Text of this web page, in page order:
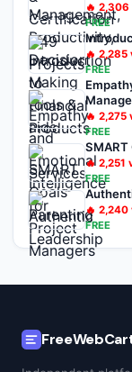
🔥 2,306
FREE
🔥 2,285
FREE
🔥 2,275
FREE
SMART
🔥 2,251
FREE
🔥 2,240
FREE